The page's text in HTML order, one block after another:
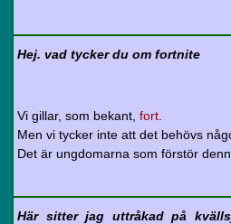
Hej. vad tycker du om fortnite
Vi gillar, som bekant, fort
Men vi tycker inte att det behövs
Det är ungdomarna som förstör
Här sitter jag uttråkad på